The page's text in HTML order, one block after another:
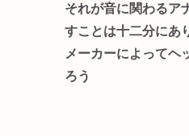
それが音に関わるア
すことは十二分にあ
メーカーによってヘ
ろう